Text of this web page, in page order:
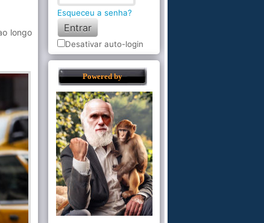
longo
Esqueceu a senha?
Desativar auto-login
Powered by